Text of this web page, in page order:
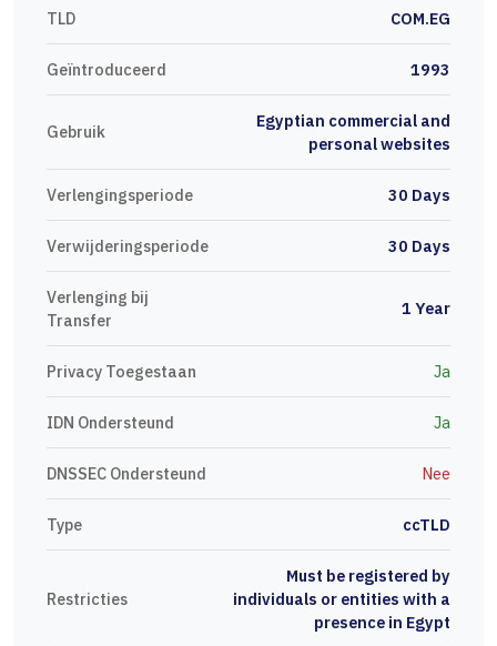
TLD COM.EG
Geïntroduceerd 1993
Gebruik
Egyptian commercial and
personal websites
Verlengingsperiode 30 Days
Verwijderingsperiode 30 Days
Verlenging bij
Transfer
1 Year
Privacy Toegestaan Ja
IDN Ondersteund Ja
DNSSEC Ondersteund Nee
Type ccTLD
Restricties
Must be registered by
individuals or entities with a
presence in Egypt